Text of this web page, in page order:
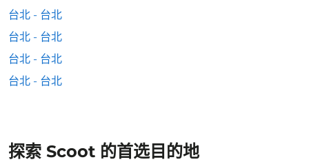
台北 - 台北
台北 - 台北
台北 - 台北
台北 - 台北
探索 Scoot 的首选目的地